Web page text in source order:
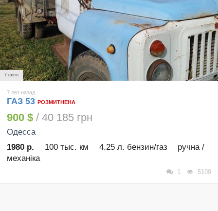
7 фото
7 лет назад
ГАЗ 53 РОЗМИТНЕНА
900 $ / 40 185 грн
Одесса
1980 р.
100 тыс. км 4.25 л. бензин/газ
ручна /
механіка
1 5109